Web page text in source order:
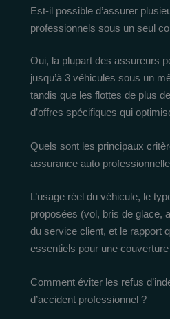
Est-il possible d’assurer
professionnels sous un seul
Oui, la plupart des assureurs
jusqu’à 3 véhicules sous un
tandis que les flottes de plus
d’offres spécifiques qui
Quels sont les principaux
assurance auto
L’usage réel du véhicule, le
proposées (vol, bris de glace,
du service client, et le rapport
essentiels pour une
Comment éviter les refus
d’accident professionnel ?